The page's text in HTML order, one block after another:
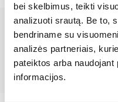
bei skelbimus, teikti
analizuoti srautą. Be to,
bendriname su
analizės partneriais,
pateiktos arba
informacijos.